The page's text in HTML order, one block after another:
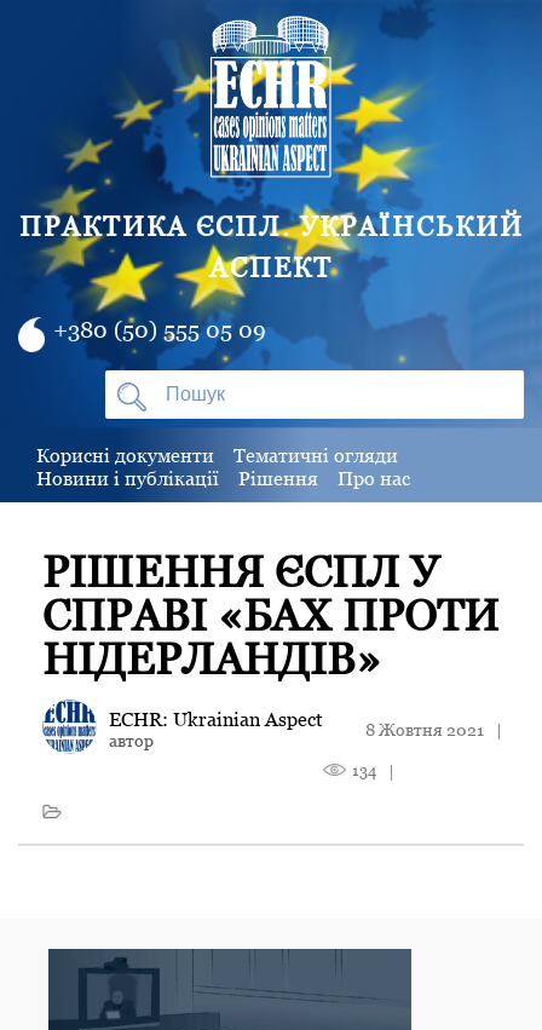
ПРАКТИКА ЄСПЛ. УКРАЇНСЬКИЙ
АСПЕКТ
+380 (50) 555 05 09
Корисні документи
Тематичні огляди
Новини і публікації
Рішення Про нас
РІШЕННЯ ЄСПЛ У
СПРАВІ «БАХ ПРОТИ
НІДЕРЛАНДІВ»
ECHR: Ukrainian Aspect
автор
8 Жовтня 2021 |
134 |